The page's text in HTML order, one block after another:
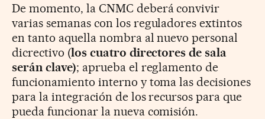
De momento, la CNMC deberá convivir
varias semanas con los reguladores extintos
en tanto aquella nombra al nuevo personal
dicrectivo (los cuatro directores de sala
serán clave); aprueba el reglamento de
funcionamiento interno y toma las decisiones
para la integración de los recursos para que
pueda funcionar la nueva comisión.